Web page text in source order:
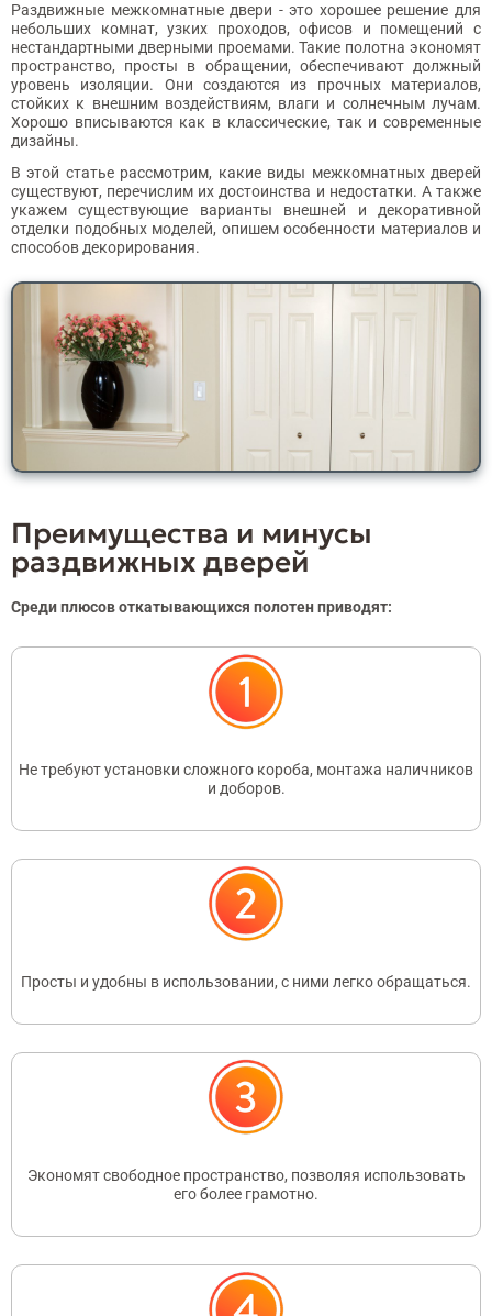
Раздвижные межкомнатные двери - это хорошее решение для
небольших комнат, узких проходов, офисов и помещений с
нестандартными дверными проемами. Такие полотна экономят
пространство, просты в обращении, обеспечивают должный
уровень изоляции. Они создаются из прочных материалов,
стойких к внешним воздействиям, влаги и солнечным лучам.
Хорошо вписываются как в классические, так и современные
дизайны.
В этой статье рассмотрим, какие виды межкомнатных дверей
существуют, перечислим их достоинства и недостатки. А также
укажем существующие варианты внешней и декоративной
отделки подобных моделей, опишем особенности материалов и
способов декорирования.
Преимущества и минусы
раздвижных дверей
Среди плюсов откатывающихся полотен приводят:
Не требуют установки сложного короба, монтажа наличников
и доборов.
Просты и удобны в использовании, с ними легко обращаться.
Экономят свободное пространство, позволяя использовать
его более грамотно.